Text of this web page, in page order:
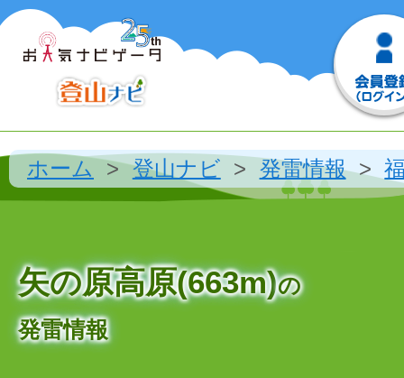
ホーム 登山ナビ 発雷情報
矢の原高原(663m)の
発雷情報